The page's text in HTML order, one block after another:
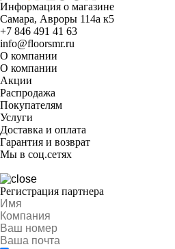
Информация о магазине
Самара, Авроры 114а к5
+7 846 491 41 63
info@floorsmr.ru
О компании
О компании
Акции
Распродажа
Покупателям
Услуги
Доставка и оплата
Гарантия и возврат
Мы в соц.сетях
Регистрация партнера